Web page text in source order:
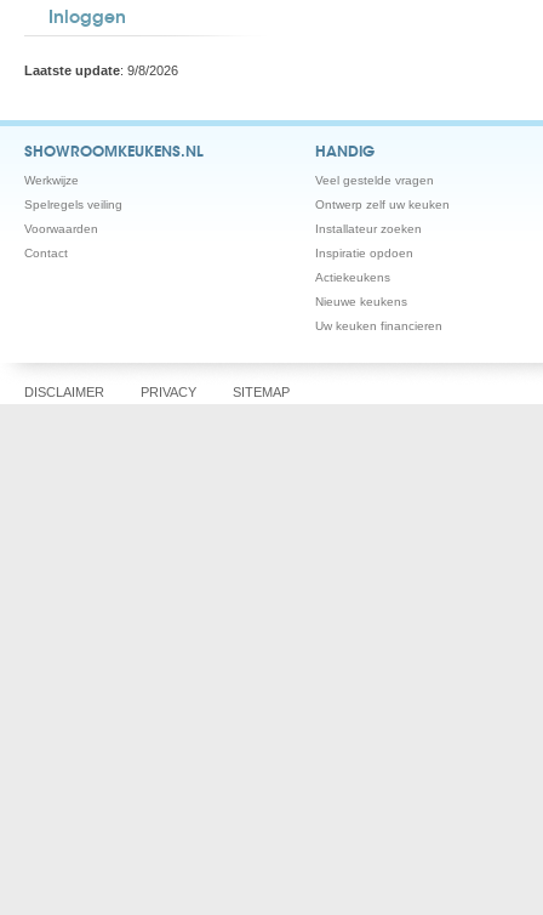
Inloggen
Laatste update: 9/8/2026
SHOWROOMKEUKENS.NL
Werkwijze
Spelregels veiling
Voorwaarden
Contact
HANDIG
Veel gestelde vragen
Ontwerp zelf uw keuken
Installateur zoeken
Inspiratie opdoen
Actiekeukens
Nieuwe keukens
Uw keuken financieren
DISCLAIMER PRIVACY SITEMAP